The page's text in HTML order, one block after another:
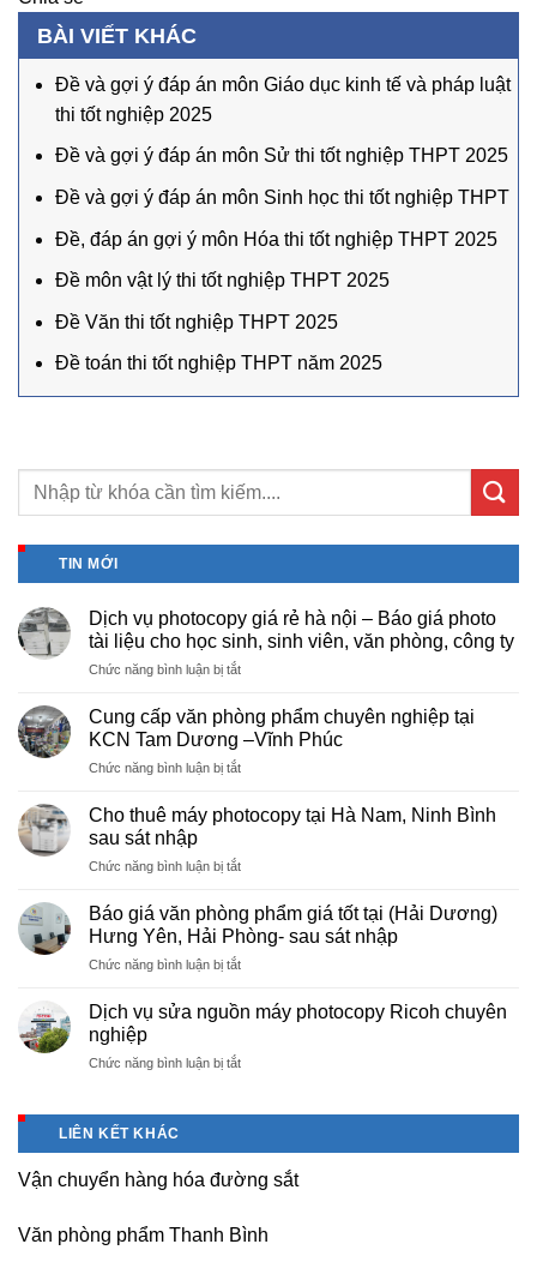
BÀI VIẾT KHÁC
Đề và gợi ý đáp án môn Giáo dục kinh tế và pháp luật
thi tốt nghiệp 2025
Đề và gợi ý đáp án môn Sử thi tốt nghiệp THPT 2025
Đề và gợi ý đáp án môn Sinh học thi tốt nghiệp THPT
Đề, đáp án gợi ý môn Hóa thi tốt nghiệp THPT 2025
Đề môn vật lý thi tốt nghiệp THPT 2025
Đề Văn thi tốt nghiệp THPT 2025
Đề toán thi tốt nghiệp THPT năm 2025
TIN MỚI
Dịch vụ photocopy giá rẻ hà nội – Báo giá photo
tài liệu cho học sinh, sinh viên, văn phòng, công ty
Chức năng bình luận bị tắtở
vụ
photocopy
rẻ
nội
giá
tài
liệu
học
sinh
ty
Cung cấp văn phòng phẩm chuyên nghiệp tại
KCN Tam Dương –Vĩnh Phúc
Chức năng bình luận bị tắtở
cấp
phẩm
nghiệp
tại
Tam
–
Cho thuê máy photocopy tại Hà Nam, Ninh Bình
sau sát nhập
Chức năng bình luận bị tắtở
máy
photocopy
tại
Nam,
sau
Báo giá văn phòng phẩm giá tốt tại (Hải Dương)
Hưng Yên, Hải Phòng- sau sát nhập
Chức năng bình luận bị tắtở
phẩm
Hưng
Hải
Dịch vụ sửa nguồn máy photocopy Ricoh chuyên
nghiệp
Chức năng bình luận bị tắtở
photocopy
chuyên
nghiệp
LIÊN KẾT KHÁC
Vận chuyển hàng hóa đường sắt
Văn phòng phẩm Thanh Bình